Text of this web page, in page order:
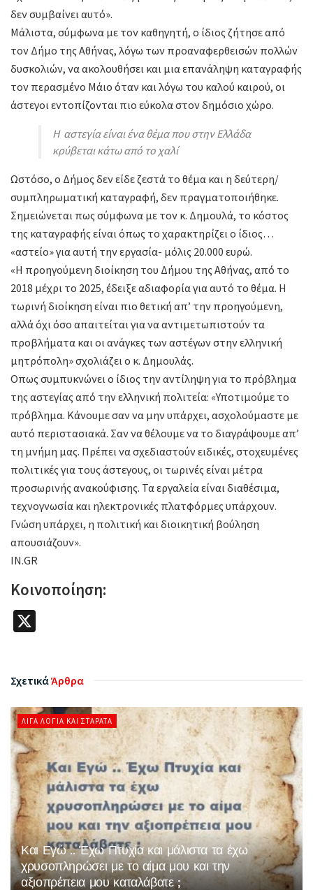
δεν συμβαίνει αυτό».
Μάλιστα, σύμφωνα με τον καθηγητή, ο ίδιος ζήτησε από
τον Δήμο της Αθήνας, λόγω των προαναφερθεισών πολλών
δυσκολιών, να ακολουθήσει και μια επανάληψη καταγραφής
τον περασμένο Μάιο όταν και λόγω του καλού καιρού, οι
άστεγοι εντοπίζονται πιο εύκολα στον δημόσιο χώρο.
Η αστεγία είναι ένα θέμα που στην Ελλάδα
κρύβεται κάτω από το χαλί
Ωστόσο, ο Δήμος δεν είδε ζεστά το θέμα και η δεύτερη/
συμπληρωματική καταγραφή, δεν πραγματοποιήθηκε.
Σημειώνεται πως σύμφωνα με τον κ. Δημουλά, το κόστος
της καταγραφής είναι όπως το χαρακτηρίζει ο ίδιος…
«αστείο» για αυτή την εργασία- μόλις 20.000 ευρώ.
«Η προηγούμενη διοίκηση του Δήμου της Αθήνας, από το
2018 μέχρι το 2025, έδειξε αδιαφορία για αυτό το θέμα. Η
τωρινή διοίκηση είναι πιο θετική απ’ την προηγούμενη,
αλλά όχι όσο απαιτείται για να αντιμετωπιστούν τα
προβλήματα και οι ανάγκες των αστέγων στην ελληνική
μητρόπολη» σχολιάζει ο κ. Δημουλάς.
Οπως συμπυκνώνει ο ίδιος την αντίληψη για το πρόβλημα
της αστεγίας από την ελληνική πολιτεία: «Υποτιμούμε το
πρόβλημα. Κάνουμε σαν να μην υπάρχει, ασχολούμαστε με
αυτό περιστασιακά. Σαν να θέλουμε να το διαγράψουμε απ’
τη μνήμη μας. Πρέπει να σχεδιαστούν ειδικές, στοχευμένες
πολιτικές για τους άστεγους, οι τωρινές είναι μέτρα
προσωρινής ανακούφισης. Τα εργαλεία είναι διαθέσιμα,
τεχνογνωσία και ηλεκτρονικές πλατφόρμες υπάρχουν.
Γνώση υπάρχει, η πολιτική και διοικητική βούληση
απουσιάζουν».
IN.GR
Κοινοποίηση:
ΣχετικάΆρθρα
ΛΊΓΑ ΛΌΓΙΑ ΚΑΙ ΣΤΑΡΆΤΑ
Και Εγώ .. Έχω Πτυχία και μάλιστα τα έχω
χρυσοπληρώσει με το αίμα μου και την
αξιοπρέπεια μου καταλάβατε ;